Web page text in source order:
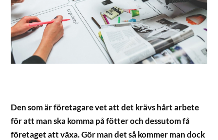
Den som är företagare vet att det krävs hårt arbete
för att man ska komma på fötter och dessutom få
företaget att växa. Gör man det så kommer man dock